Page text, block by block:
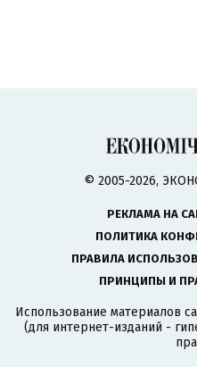
© 2005-2026,
РЕКЛАМА НА
ПОЛИТИКА
ПРАВИЛА
ПРИНЦИПЫ И
Использование материалов
(для интернет-изданий -